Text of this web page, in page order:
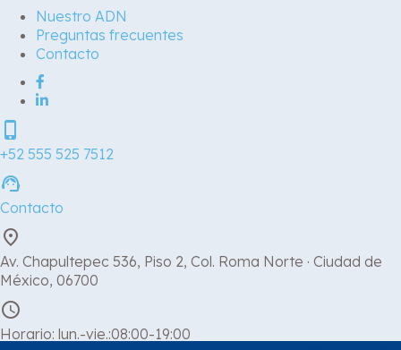
Nuestro ADN
Preguntas frecuentes
Contacto
phone_iphone
+52 555 525 7512
support_agent
Contacto
place
Av. Chapultepec 536, Piso 2, Col. Roma Norte · Ciudad de
México, 06700
schedule
Horario: lun.-vie.:08:00-19:00